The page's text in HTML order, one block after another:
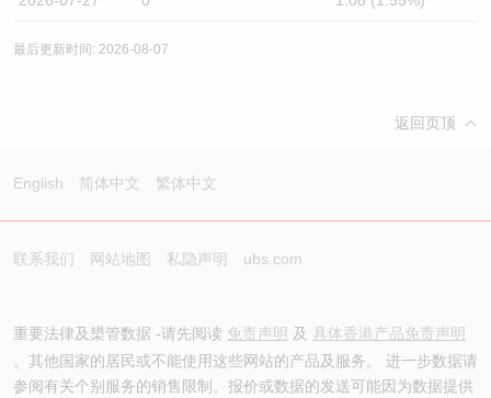
最后更新时间: 2026-08-07
返回页顶
English 简体中文 繁体中文
联系我们 网站地图 私隐声明 ubs.com
重要法律及槼管数据 -请先阅读 免责声明 及 具体香港产品免责声明
。其他国家的居民或不能使用这些网站的产品及服务。 进一步数据请
参阅有关个别服务的销售限制。报价或数据的发送可能因为数据提供